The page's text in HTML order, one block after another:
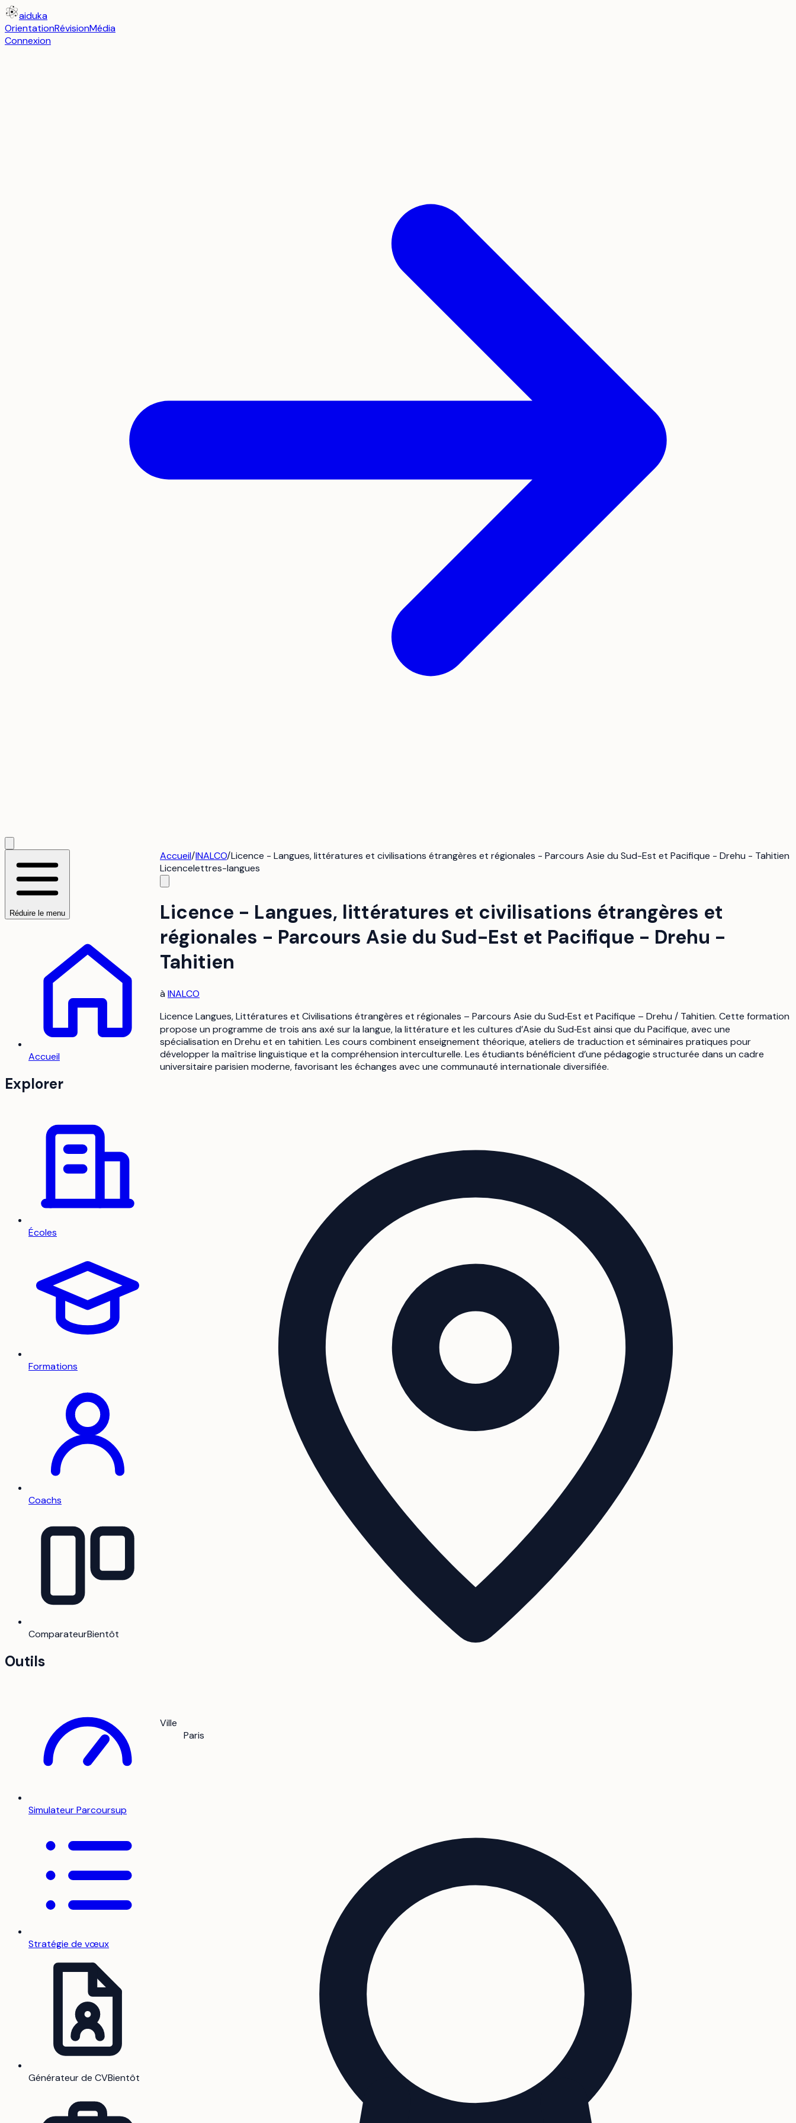
aiduka
OrientationRévisionMédia
Connexion
Réduire le menu
Accueil
Explorer
Écoles
Formations
Coachs
ComparateurBientôt
Outils
Simulateur Parcoursup
Stratégie de vœux
Générateur de CVBientôt
Accueil/INALCO/Licence - Langues, littératures et civilisations étrangères et régionales - Parcours Asie du Sud-Est et Pacifique - Drehu - Tahitien
Licencelettres-langues
Licence - Langues, littératures et civilisations étrangères et
régionales - Parcours Asie du Sud-Est et Pacifique - Drehu -
Tahitien
à INALCO
Licence Langues, Littératures et Civilisations étrangères et régionales – Parcours Asie du Sud‑Est et Pacifique – Drehu / Tahitien. Cette formation
propose un programme de trois ans axé sur la langue, la littérature et les cultures d’Asie du Sud‑Est ainsi que du Pacifique, avec une
spécialisation en Drehu et en tahitien. Les cours combinent enseignement théorique, ateliers de traduction et séminaires pratiques pour
développer la maîtrise linguistique et la compréhension interculturelle. Les étudiants bénéficient d’une pédagogie structurée dans un cadre
universitaire parisien moderne, favorisant les échanges avec une communauté internationale diversifiée.
Ville
Paris